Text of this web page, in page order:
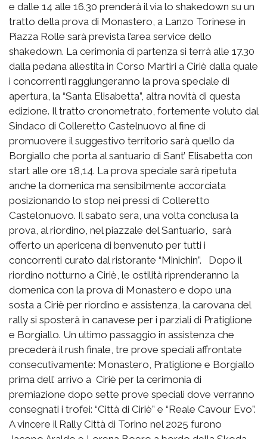
e dalle 14 alle 16.30 prenderà il via lo shakedown su un
tratto della prova di Monastero, a Lanzo Torinese in
Piazza Rolle sarà prevista l’area service dello
shakedown. La cerimonia di partenza si terrà alle 17.30
dalla pedana allestita in Corso Martiri a Ciriè dalla quale
i concorrenti raggiungeranno la prova speciale di
apertura, la “Santa Elisabetta”, altra novità di questa
edizione. Il tratto cronometrato, fortemente voluto dal
Sindaco di Colleretto Castelnuovo al fine di
promuovere il suggestivo territorio sarà quello da
Borgiallo che porta al santuario di Sant’ Elisabetta con
start alle ore 18,14. La prova speciale sarà ripetuta
anche la domenica ma sensibilmente accorciata
posizionando lo stop nei pressi di Colleretto
Castelonuovo. Il sabato sera, una volta conclusa la
prova, al riordino, nel piazzale del Santuario, sarà
offerto un apericena di benvenuto per tutti i
concorrenti curato dal ristorante “Minichin”. Dopo il
riordino notturno a Ciriè, le ostilità riprenderanno la
domenica con la prova di Monastero e dopo una
sosta a Ciriè per riordino e assistenza, la carovana del
rally si sposterà in canavese per i parziali di Pratiglione
e Borgiallo. Un ultimo passaggio in assistenza che
precederà il rush finale, tre prove speciali affrontate
consecutivamente: Monastero, Pratiglione e Borgiallo
prima dell’ arrivo a Ciriè per la cerimonia di
premiazione dopo sette prove speciali dove verranno
consegnati i trofei: “Città di Ciriè” e “Reale Cavour Evo”.
A vincere il Rally Città di Torino nel 2025 furono